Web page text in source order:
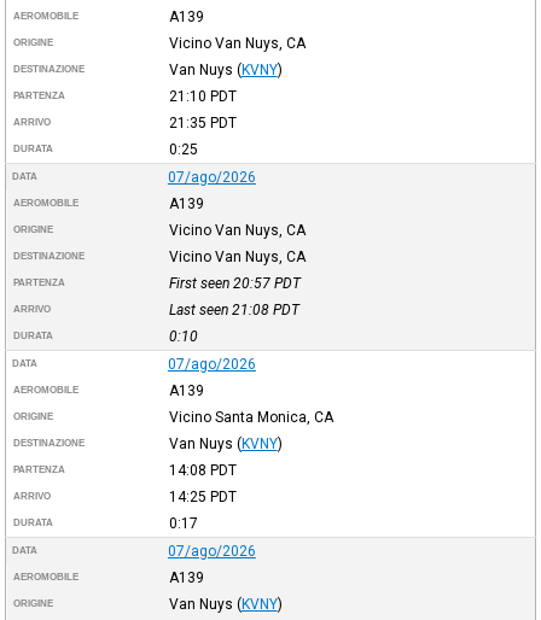
AEROMOBILE A139
ORIGINE Vicino Van Nuys, CA
DESTINAZIONE Van Nuys (KVNY)
PARTENZA 21:10 PDT
ARRIVO 21:35 PDT
DURATA 0:25
DATA 07/ago/2026
AEROMOBILE A139
ORIGINE Vicino Van Nuys, CA
DESTINAZIONE Vicino Van Nuys, CA
PARTENZA First seen 20:57 PDT
ARRIVO Last seen 21:08 PDT
DURATA 0:10
DATA 07/ago/2026
AEROMOBILE A139
ORIGINE Vicino Santa Monica, CA
DESTINAZIONE Van Nuys (KVNY)
PARTENZA 14:08 PDT
ARRIVO 14:25 PDT
DURATA 0:17
DATA 07/ago/2026
AEROMOBILE A139
ORIGINE Van Nuys (KVNY)